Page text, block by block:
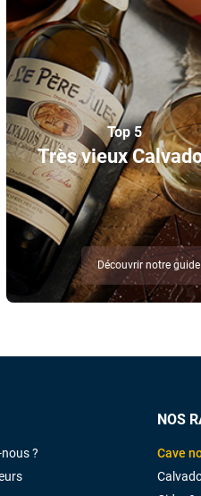
Top 5
Très vieux
Découvrir notre guide
?
NOS
Cave